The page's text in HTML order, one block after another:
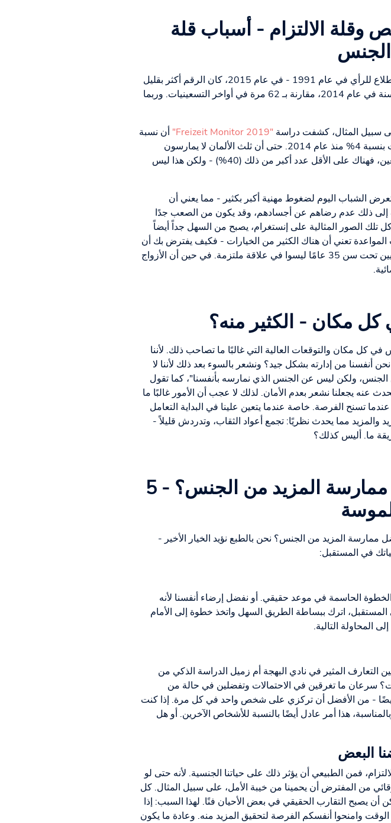
وقلة الالتزام - أسباب قلة
حوالي 54% من طلاب المدارس الثانوية خاضوا تجارب جنسية في استطلاع للرأي في عام 1991 - في عام 2015، كان الرقم أكثر بقليل
من 41%. ومتوسط البالغين الذين مارسوا الجنس 54 مرة فقط في السنة في عام 2014، مقارنة بـ 62 مرة في أواخر التسعينيات. وربما
سبيل المثال، كشفت دراسة "Freizeit Monitor 2019"
أن نسبة
الألمان الذين يمارسون الجنس مرة واحدة على الأقل شهريًا قد انخفضت بنسبة 4% منذ عام 2014. حتى أن ثلث الألمان لا يمارسون
الجنس مرة واحدة على الأقل في الأسبوع (30%). أما بين الشباب البالغين، فهناك على الأقل عدد أكبر من ذلك (40%) - ولكن هذا ليس
الشباب اليوم لضغوط مهنية أكبر بكثير - مما يعني أن
إلى ذلك عدم رضاهم عن أجسادهم، وقد يكون من الصعب جدًا
الصور المثالية على إنستغرام، يصبح من السهل جداً أيضاً
تعني أن هناك الكثير من الخيارات - فكيف يفترض بك أن
تلتزم؟ وينعكس هذا أيضًا في دراسة وجدت أن حوالي 60% من الأمريكيين تحت سن 35 عامًا ليسوا في علاقة ملتزمة. في حين أن الأزواج
مكان - الكثير منه؟
كل مكان والتوقعات العالية التي غالبًا ما تصاحب ذلك. لأننا
من إدارته بشكل جيد؟ ونشعر بالسوء بعد ذلك لأننا لا
عن الجنس، ولكن ليس عن الجنس الذي نمارسه بأنفسنا"، كما تقول
عنه يجعلنا نشعر بعدم الأمان. لذلك لا عجب أن الأمور غالبًا ما
تسنح الفرصة. خاصة عندما يتعين علينا في البداية التعامل
مما يحدث نظريًا: تجمع أعواد الثقاب، وتدردش قليلاً -
ما. أليس كذلك؟
ما الذي يساعدني عندما أرغب في ممارسة المزيد من الجنس؟ - 5
ممارسة المزيد من الجنس؟ نحن بالطبع نؤيد الخيار الأخير -
في المستقبل:
الحاسمة في موعد حقيقي. أو نفضل إرضاء أنفسنا لأنه
اترك ببساطة الطريق السهل واتخذ خطوة إلى الأمام
المحاولة التالية.
التعارف المثير في نادي البهجة أم زميل الدراسة الذكي من
سرعان ما تغرقين في الاحتمالات وتفضلين في حالة من
- من الأفضل أن تركزي على شخص واحد في كل مرة. إذا كنت
هذا أمر عادل أيضًا بالنسبة للأشخاص الآخرين. أو هل
فمن الطبيعي أن يؤثر ذلك على حياتنا الجنسية. لأنه حتى لو
من المفترض أن يحمينا من خيبة الأمل، على سبيل المثال. كل
أن يصبح التقارب الحقيقي في بعض الأحيان فنًا. لهذا السبب: إذا
وامنحوا أنفسكم الفرصة لتحقيق المزيد منه. وعادة ما يكون